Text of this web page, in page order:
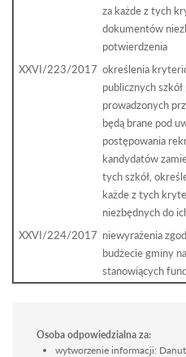
za każde z tych
dokumentów
potwierdzenia
XXVI/223/2017 określenia
publicznych
prowadzonych
będą brane pod
postępowania
kandydatów
tych szkół,
każde z tych
niezbędnych do
XXVI/224/2017 niewyrażenia
budżecie gminy
stanowiących
Osoba odpowiedzialna za:
wytworzenie informacji: